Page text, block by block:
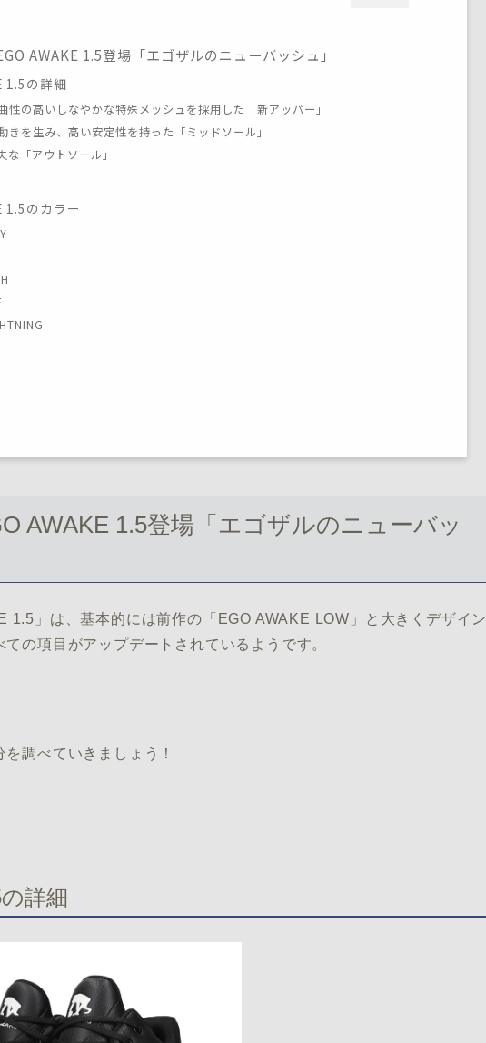
AWAKE 1.5登場「エゴザルのニューバッシュ」
1.5の詳細
性の高いしなやかな特殊メッシュを採用した「新アッパー」
きを生み、高い安定性を持った「ミッドソール」
な「アウトソール」
1.5のカラー
AWAKE 1.5登場「エゴザルのニューバッ
1.5」は、基本的には前作の「EGO AWAKE LOW」と大きくデザイン
の項目がアップデートされているようです。
調べていきましょう！
詳細